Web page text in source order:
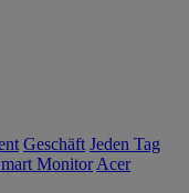
Geschäft Jeden Tag
Monitor Acer